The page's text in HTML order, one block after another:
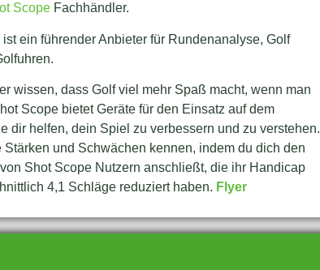
Scope Fachhändler.
ein führender Anbieter für Rundenanalyse, Golf
wissen, dass Golf viel mehr Spaß macht, wenn man
Scope bietet Geräte für den Einsatz auf dem
dir helfen, dein Spiel zu verbessern und zu verstehen.
Stärken und Schwächen kennen, indem du dich den
Shot Scope Nutzern anschließt, die ihr Handicap
4,1 Schläge reduziert haben. Flyer